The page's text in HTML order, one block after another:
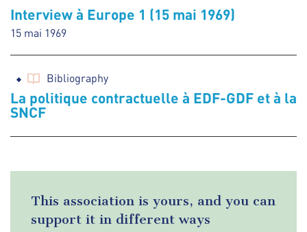
Interview à Europe 1 (15 mai 1969)
15 mai 1969
Bibliography
La politique contractuelle à EDF-GDF et à la
SNCF
This association is yours, and you can
support it in different ways